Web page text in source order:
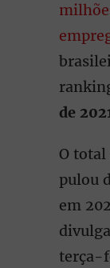
de
O
pulou
em
terça-